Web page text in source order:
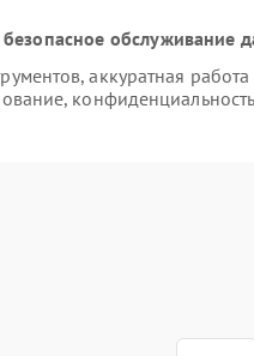
обслуживание
аккуратная работа